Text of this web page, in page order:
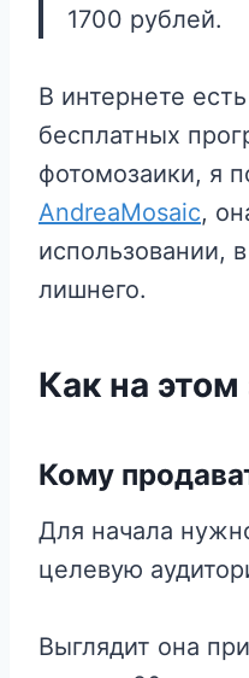
1700 рублей.
В интернете
бесплатных
фотомозаики, я
AndreaMosaic,
использовании,
лишнего.
Как на этом
Кому
Для начала
целевую
Выглядит она